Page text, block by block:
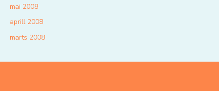
mai 2008
aprill 2008
märts 2008